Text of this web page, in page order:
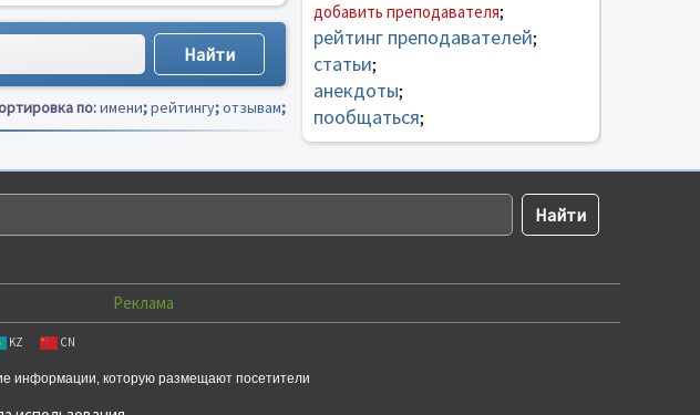
по:имени;рейтингу;отзывам;
добавить преподавателя;
рейтинг преподавателей;
статьи;
анекдоты;
пообщаться;
Реклама
KZ CN
информации, которую размещают посетители